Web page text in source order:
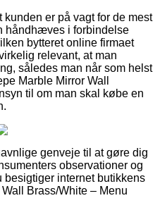
er på vagt for de mest
håndhæves i forbindelse
bytteret online firmaet
relevant, at man
således man når som helst
Marble Mirror Wall
til om man skal købe en
genveje til at gøre dig
observationer og
besigtiger internet butikkens
Brass/White – Menu